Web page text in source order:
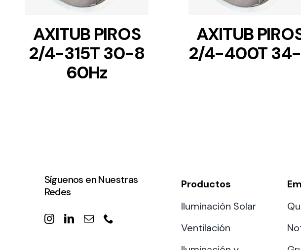
AXITUB PIROS
2/4-315T 30-8
60Hz
AXITUB
2/4-400T
Síguenos en Nuestras
Redes
Productos
Iluminación Solar
Ventilación